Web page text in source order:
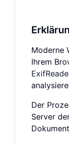
Moderne
Ihrem
Der
Server